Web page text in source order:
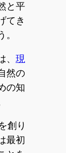
と平
てき
現
然の
の知
創り
最初